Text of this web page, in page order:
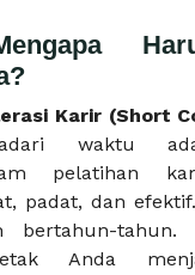
Karir (Short
waktu
pelatihan
padat, dan
bertahun-tahun.
Anda